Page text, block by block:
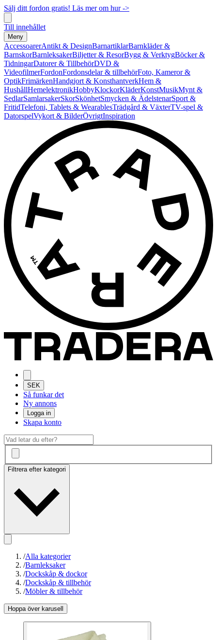
Sälj ditt fordon gratis! Läs mer om hur ->
Till innehållet
Meny
AccessoarerAntikt & DesignBarnartiklarBarnkläder &
BarnskorBarnleksakerBiljetter & ResorBygg & VerktygBöcker &
TidningarDatorer & TillbehörDVD &
VideofilmerFordonFordonsdelar & tillbehörFoto, Kameror &
OptikFrimärkenHandgjort & KonsthantverkHem &
HushållHemelektronikHobbyKlockorKläderKonstMusikMynt &
SedlarSamlarsakerSkorSkönhetSmycken & ÄdelstenarSport &
FritidTelefoni, Tablets & WearablesTrädgård & VäxterTV-spel &
DatorspelVykort & BilderÖvrigtInspiration
SEK
Så funkar det
Ny annons
Logga in
Skapa konto
Filtrera efter kategori
/Alla kategorier
/Barnleksaker
/Dockskåp & dockor
/Dockskåp & tillbehör
/Möbler & tillbehör
Hoppa över karusell